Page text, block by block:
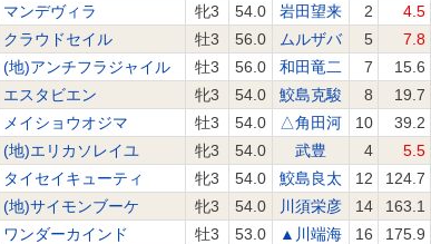
マンデヴィラ 牝3 54.0 岩田望来 2 4.5
クラウドセイル 牡3 56.0 ムルザバ 5 7.8
(地)アンチフラジャイル 牡3 56.0 和田竜二 7 15.6
エスタビエン 牝3 54.0 鮫島克駿 8 19.7
メイショウオジマ 牡3 54.0 △角田河 10 39.2
(地)エリカソレイユ 牝3 54.0 武豊 4 5.5
タイセイキューティ 牝3 54.0 鮫島良太 12 124.7
(地)サイモンブーケ 牝3 54.0 川須栄彦 14 163.1
ワンダーカインド 牡3 53.0 ▲川端海 16 175.9